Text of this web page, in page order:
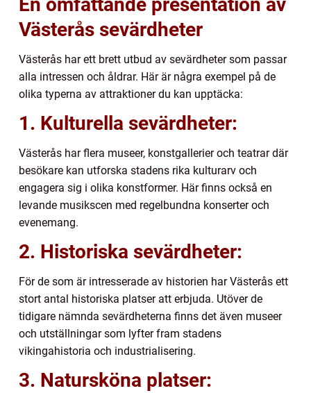
Västerås sevärdheter
Västerås har ett brett utbud av sevärdheter som passar
alla intressen och åldrar. Här är några exempel på de
olika typerna av attraktioner du kan upptäcka:
1. Kulturella sevärdheter:
Västerås har flera museer, konstgallerier och teatrar där
besökare kan utforska stadens rika kulturarv och
engagera sig i olika konstformer. Här finns också en
levande musikscen med regelbundna konserter och
evenemang.
2. Historiska sevärdheter:
För de som är intresserade av historien har Västerås ett
stort antal historiska platser att erbjuda. Utöver de
tidigare nämnda sevärdheterna finns det även museer
och utställningar som lyfter fram stadens
vikingahistoria och industrialisering.
3. Natursköna platser: